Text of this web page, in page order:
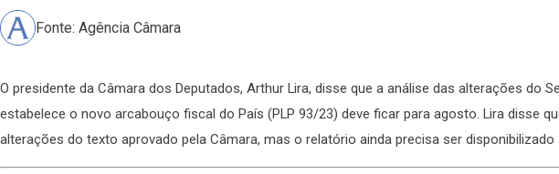
Fonte: Agência Câmara
O presidente da Câmara dos Deputados, Arthur Lira, disse que a análise das alterações do
estabelece o novo arcabouço fiscal do País (PLP 93/23) deve ficar para agosto. Lira disse
alterações do texto aprovado pela Câmara, mas o relatório ainda precisa ser disponibilizado